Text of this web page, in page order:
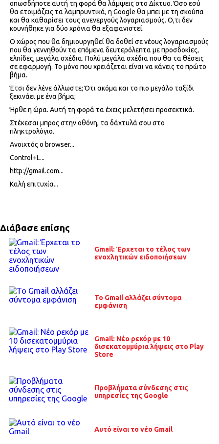
οπωσδήποτε αυτή τη φορά θα λάμψεις στο Δίκτυο. Όσο εσύ
θα ετοιμάζεις τα λαμπρυντικά, η Google θα μπει με τη σκούπα
και θα καθαρίσει τους ανενεργούς λογαριασμούς. Ο,τι δεν
κουνήθηκε για δύο χρόνια θα εξαφανιστεί.
Ο χώρος που θα δημιουργηθεί θα δοθεί σε νέους λογαριασμούς
που θα γεννηθούν τα επόμενα δευτερόλεπτα με προσδοκίες,
ελπίδες, μεγάλα σχέδια. Πολύ μεγάλα σχέδια που θα τα θέσεις
σε εφαρμογή. Το μόνο που χρειάζεται είναι να κάνεις το πρώτο
βήμα.
Έτσι δεν λένε άλλωστε; Ότι ακόμα και το πιο μεγάλο ταξίδι
ξεκινάει με ένα βήμα;
Ήρθε η ώρα. Αυτή τη φορά τα έχεις μελετήσει προσεκτικά.
Στέκεσαι μπρος στην οθόνη, τα δάχτυλά σου στο
πληκτρολόγιο.
Ανοιχτός ο browser...
Control+L...
http://gmail.com...
Καλή επιτυχία...
Διάβασε επίσης
Gmail: Έρχεται το τέλος των
ενοχλητικών ειδοποιήσεων
To Gmail αλλάζει σύντομα
εμφάνιση
Gmail: Νέο ρεκόρ με 10
δισεκατομμύρια λήψεις στο Play
Store
Προβλήματα σύνδεσης στις
υπηρεσίες της Google
Αυτό είναι το νέο Gmail